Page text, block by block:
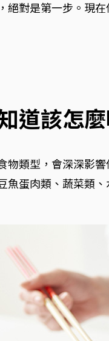
絕對是第一步。現
道該怎麼
類型，會深深影
蛋肉類、蔬菜類